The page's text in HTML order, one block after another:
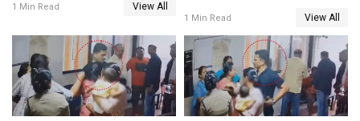
നാൽപ്പതിലേറെ
റിപ്പോർട്ട്
1 Min Read View All
ക്ലീനര്‍ പിടിയിൽ
1 Min Read View All